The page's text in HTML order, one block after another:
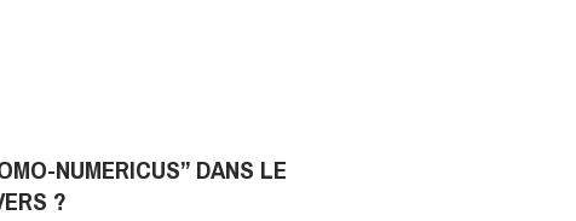
NUMERICUS” DANS LE
?